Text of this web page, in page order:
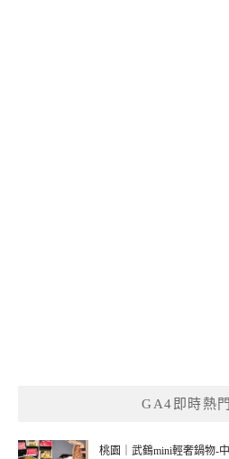
GA4即時熱
桃園｜武鶴mini輕奢鍋物-